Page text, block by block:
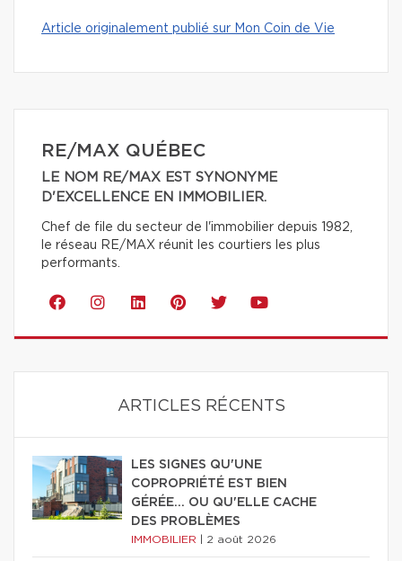
Article originalement publié sur Mon Coin de Vie
RE/MAX QUÉBEC
LE NOM RE/MAX EST SYNONYME
D'EXCELLENCE EN IMMOBILIER.
Chef de file du secteur de l'immobilier depuis 1982,
le réseau RE/MAX réunit les courtiers les plus
performants.
ARTICLES RÉCENTS
LES SIGNES QU'UNE
COPROPRIÉTÉ EST BIEN
GÉRÉE… OU QU'ELLE CACHE
DES PROBLÈMES
IMMOBILIER 2 août 2026